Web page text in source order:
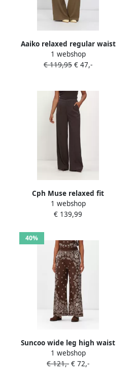
Aaiko relaxed regular waist
casual broek bruin
1 webshop
€ 119,95 € 47,-
Cph Muse relaxed fit
pantalon met viscose model
'TAILOR'
1 webshop
€ 139,99
40%
Suncoo wide leg high waist
broek met paisley print
bruin
1 webshop
€ 121,- € 72,-